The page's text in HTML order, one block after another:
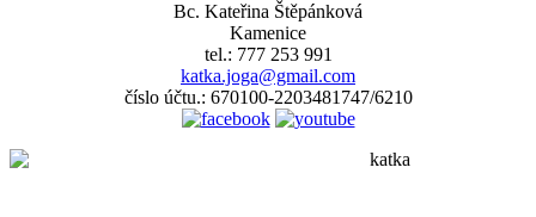
Bc. Kateřina Štěpánková
Kamenice
tel.: 777 253 991
katka.joga@gmail.com
číslo účtu.: 670100-2203481747/6210